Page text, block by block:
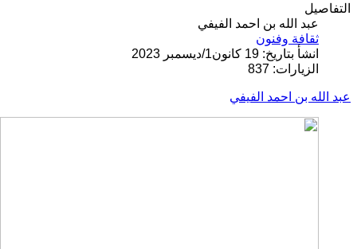
التفاصيل
عبد الله بن احمد الفيفي
ثقافة وفنون
انشأ بتاريخ: 19 كانون1/ديسمبر 2023
الزيارات: 837
عبد الله بن احمد الفيفي